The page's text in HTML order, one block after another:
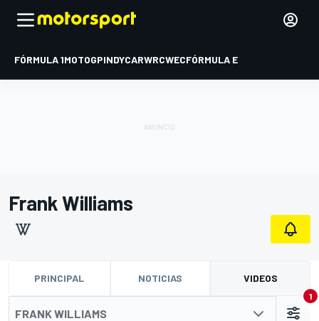
FÓRMULA 1MOTOGPINDYCARWRCWECFÓRMULA E
Frank Williams
PRINCIPAL NOTICIAS VIDEOS
FRANK WILLIAMS
1